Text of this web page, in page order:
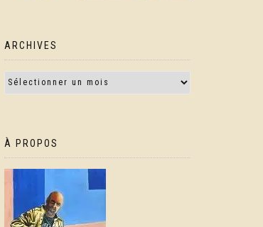
ARCHIVES
À PROPOS